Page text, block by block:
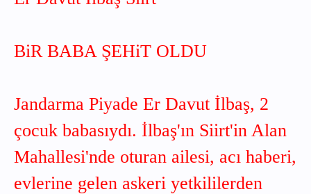
BiR BABA ŞEHiT OLDU
Jandarma Piyade Er Davut İlbaş, 2
çocuk babasıydı. İlbaş'ın Siirt'in Alan
Mahallesi'nde oturan ailesi, acı haberi,
evlerine gelen askeri yetkililerden